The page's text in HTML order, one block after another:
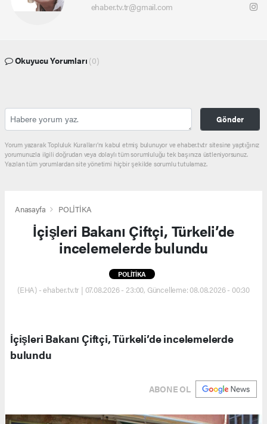
ehaber.tv.tr@gmail.com
Okuyucu Yorumları (0)
Gönder
Yorum yazarak Topluluk Kuralları’nı kabul etmiş bulunuyor ve ehaber.tv.tr sitesine yaptığınız
yorumunuzla ilgili doğrudan veya dolaylı tüm sorumluluğu tek başınıza üstleniyorsunuz.
Yazılan tüm yorumlardan site yönetimi hiçbir şekilde sorumlu tutulamaz.
Anasayfa POLİTİKA
İçişleri Bakanı Çiftçi, Türkeli’de
incelemelerde bulundu
POLİTİKA
(EHA) - ehaber.tv.tr | 07.08.2026 - 23:00, Güncelleme: 08.08.2026 - 00:30
İçişleri Bakanı Çiftçi, Türkeli’de incelemelerde
bulundu
ABONE OL